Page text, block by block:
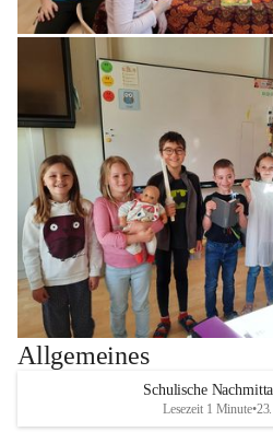
Allgemeines
Schulische
Lesezeit 1 Minute•